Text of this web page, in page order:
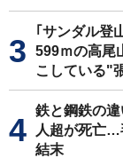
｢サンダル登
599ｍの高尾
こしている"
鉄と鋼鉄の
人超が死亡…
結末